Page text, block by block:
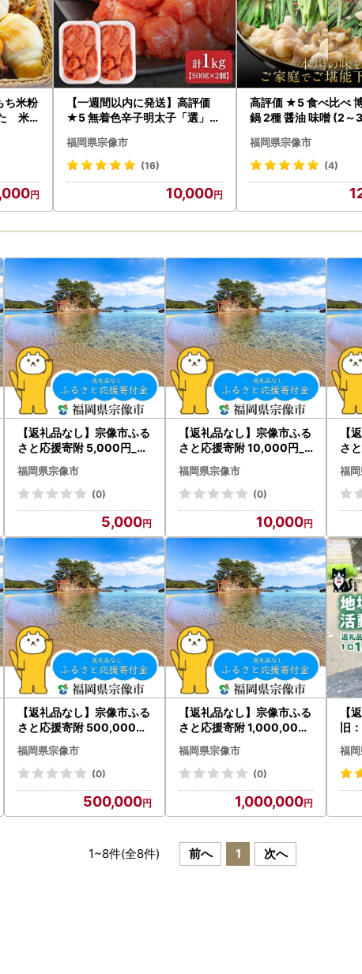
ち米粉
米
【一週間以内に発送】高評価
★5 無着色辛子明太子「選」5
プ）【海千】_HA0249 | 明太
子 無着色
福岡県宗像市
(16)
10,000
高評価 ★5 食べ比べ
鍋 2種 醤油 味噌 (2～
650
福岡県宗像市
(4)
【返礼品なし】宗像市ふる
さと応援寄附 5,000円_H
A1797
福岡県宗像市
(0)
5,000
【返礼品なし】宗像市ふる
さと応援寄附 10,000円_H
A1798
福岡県宗像市
(0)
10,000
【
さ
福
【返礼品なし】宗像市ふる
さと応援寄附 500,000円
_HA1801
福岡県宗像市
(0)
500,000
【返礼品なし】宗像市ふる
さと応援寄附 1,000,000
円_HA1802
福岡県宗像市
(0)
1,000,000
【
旧
」
猫】
福
1~8件(全8件) 前へ 1 次へ